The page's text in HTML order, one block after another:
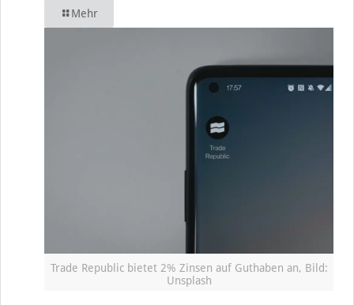
Mehr
Trade Republic bietet 2% Zinsen auf Guthaben an, Bild:
Unsplash